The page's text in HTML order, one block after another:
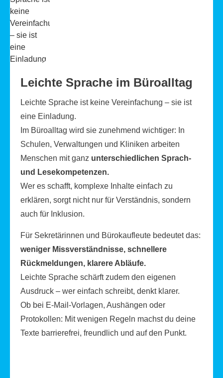
Leichte Sprache im Büroalltag
Leichte Sprache ist keine Vereinfachung – sie ist
eine Einladung.
Im Büroalltag wird sie zunehmend wichtiger: In
Schulen, Verwaltungen und Kliniken arbeiten
Menschen mit ganz unterschiedlichen Sprach-
und Lesekompetenzen.
Wer es schafft, komplexe Inhalte einfach zu
erklären, sorgt nicht nur für Verständnis, sondern
auch für Inklusion.
Für Sekretärinnen und Bürokaufleute bedeutet das:
weniger Missverständnisse, schnellere
Rückmeldungen, klarere Abläufe.
Leichte Sprache schärft zudem den eigenen
Ausdruck – wer einfach schreibt, denkt klarer.
Ob bei E-Mail-Vorlagen, Aushängen oder
Protokollen: Mit wenigen Regeln machst du deine
Texte barrierefrei, freundlich und auf den Punkt.